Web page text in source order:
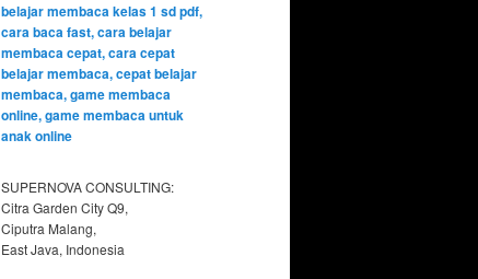
SUPERNOVA CONSULTING:
Citra Garden City Q9,
Ciputra Malang,
East Java, Indonesia